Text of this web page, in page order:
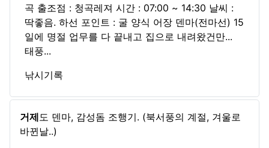
곡 출조점 : 청곡레져 시간 : 07:00 ~ 14:30 날씨 :
딱좋음. 하선 포인트 : 굴 양식 어장 덴마(전마선) 15
일에 명절 업무를 다 끝내고 집으로 내려왔건만...
태풍...
낚시기록
거제도 덴마, 감성돔 조행기. (북서풍의 계절, 겨울로
바뀐날..)